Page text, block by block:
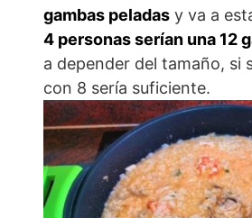
gambas peladas y va a
4 personas serían una 12
a depender del tamaño, si
con 8 sería suficiente.